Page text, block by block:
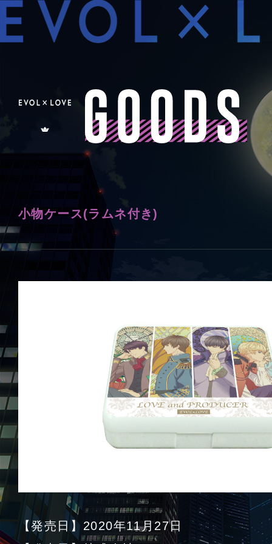
G
O
O
D
小物ケース(ラムネ付き)
【発売日】2020年11月27日